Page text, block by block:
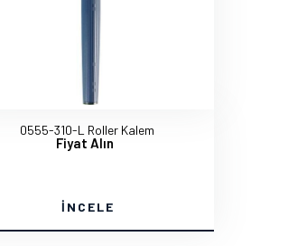
0555-310-L Roller Kalem
Fiyat Alın
İNCELE